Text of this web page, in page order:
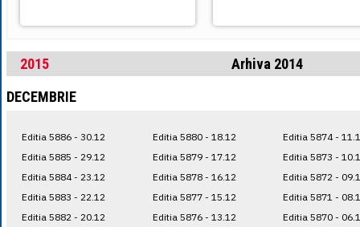
2015
Arhiva 2014
DECEMBRIE
Editia 5886 - 30.12
Editia 5885 - 29.12
Editia 5884 - 23.12
Editia 5883 - 22.12
Editia 5882 - 20.12
Editia 5880 - 18.12
Editia 5879 - 17.12
Editia 5878 - 16.12
Editia 5877 - 15.12
Editia 5876 - 13.12
Editia 5874 -
Editia 5873 -
Editia 5872 -
Editia 5871 -
Editia 5870 -